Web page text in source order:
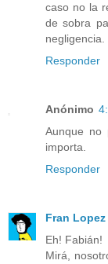
caso no la
de sobra
negligencia.
Responder
Anónimo
Aunque
importa.
Responder
Fran Lopez
Eh! Fabián!
Mirá,